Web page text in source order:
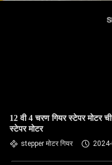
12 वी 4 चरण गियर स्टेपर मोटर
स्टेपर मोटर
stepper मोटर गियर